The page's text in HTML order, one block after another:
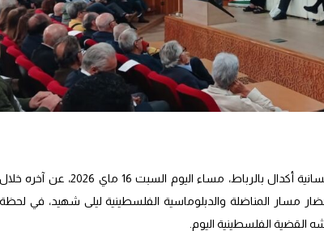
امتلأ مدرج الشريف الإدريسي بكلية الآداب والعلوم الإنسانية أكدال بالرباط، مساء اليوم السبت 16 ماي 2026، عن آخره خلال
مسار المناضلة والدبلوماسية الفلسطينية ليلى شهيد، في لحظة
القضية الفلسطينية اليوم.